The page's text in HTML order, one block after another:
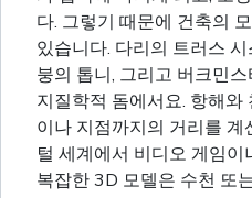
다. 그렇기 때문에 건축의
있습니다. 다리의 트러스
붕의 톱니, 그리고 버크민
지질학적 돔에서요. 항해와
이나 지점까지의 거리를 계
털 세계에서 비디오 게임
복잡한 3D 모델은 수천 또